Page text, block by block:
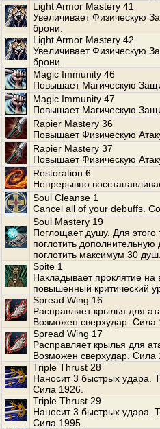
Light Armor Mastery 41
Увеличивает Физическую
брони.
Light Armor Mastery 42
Увеличивает Физическую
брони.
Magic Immunity 46
Повышает Магическую
Magic Immunity 47
Повышает Магическую
Rapier Mastery 36
Повышает Физическую
Rapier Mastery 37
Повышает Физическую
Restoration 6
Непрерывно
Soul Cleanse 1
Cancel all of your debuffs.
Soul Mastery 19
Поглощает душу. Для
поглотить
поглотить максимум 30 душ.
Spite 1
Накладывает проклятие на
повышенный критический
Spread Wing 16
Расправляет крылья для
Возможен сверхудар. Сила
Spread Wing 17
Расправляет крылья для
Возможен сверхудар. Сила
Triple Thrust 28
Наносит 3 быстрых удара.
Сила 1926.
Triple Thrust 29
Наносит 3 быстрых удара.
Сила 1995.